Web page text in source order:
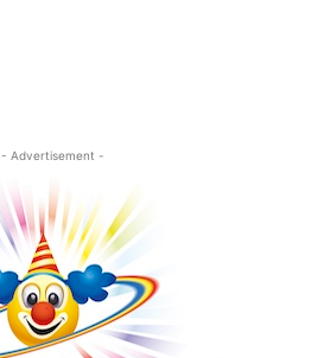
- Advertisement -